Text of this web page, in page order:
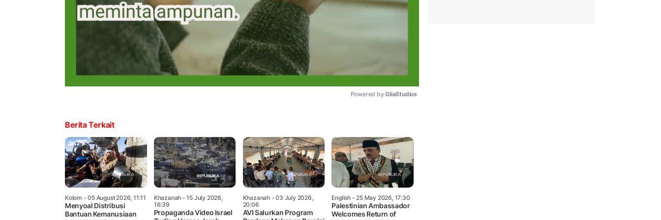
Powered by GliaStudios
Berita Terkait
Kolom - 05 August 2026, 11:11
Menyoal Distribusi
Bantuan Kemanusiaan
Khazanah - 15 July 2026,
16:39
Propaganda Video Israel
Khazanah- 03 July 2026,
20:06
AVI Salurkan Program
English- 25 May 2026, 17:30
Palestinian Ambassador
Welcomes Return of